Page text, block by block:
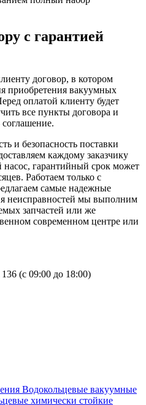
с гарантией
договор, в котором
приобретения вакуумных
оплатой клиенту будет
все пункты договора и
соглашение.
и безопасность поставки
каждому заказчику
гарантийный срок может
Работаем только с
самые надежные
неисправностей мы выполним
запчастей или же
современном центре или
(c 09:00 до 18:00)
Водокольцевые вакуумные
химически стойкие